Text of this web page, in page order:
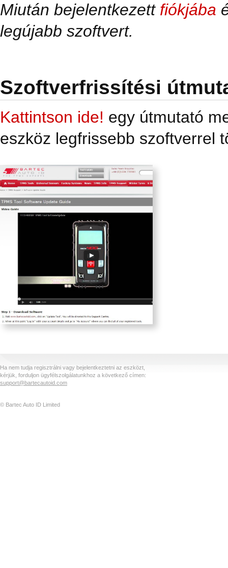
Miután bejelentkezett fiókjába
legújabb szoftvert.
Szoftverfrissítési
Kattintson ide! egy útmutató
eszköz legfrissebb szoftverrel
Ha nem tudja regisztrálni vagy bejelentkeztetni az eszközt,
kérjük, forduljon ügyfélszolgálatunkhoz a következő címen:
support@bartecautoid.com
© Bartec Auto ID Limited